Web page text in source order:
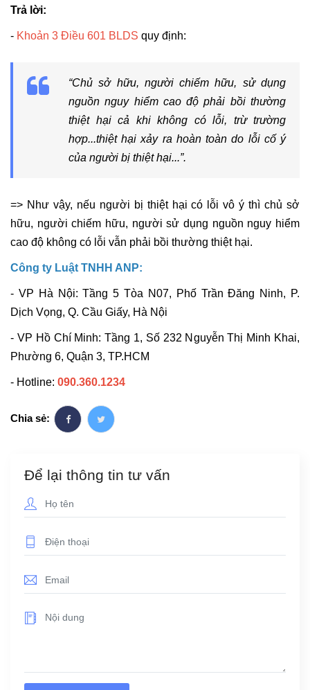
Trả lời:
- Khoản 3 Điều 601 BLDS quy định:
“Chủ sở hữu, người chiếm hữu, sử dụng
nguồn nguy hiểm cao độ phải bồi thường
thiệt hại cả khi không có lỗi, trừ trường
hợp...thiệt hại xảy ra hoàn toàn do lỗi cố ý
của người bị thiệt hại...”.
=> Như vậy, nếu người bị thiệt hại có lỗi vô ý thì chủ sở
hữu, người chiếm hữu, người sử dụng nguồn nguy hiểm
cao độ không có lỗi vẫn phải bồi thường thiệt hại.
Công ty Luật TNHH ANP:
- VP Hà Nội: Tầng 5 Tòa N07, Phố Trần Đăng Ninh, P.
Dịch Vọng, Q. Cầu Giấy, Hà Nội
- VP Hồ Chí Minh: Tầng 1, Số 232 Nguyễn Thị Minh Khai,
Phường 6, Quận 3, TP.HCM
- Hotline: 090.360.1234
Chia sẻ:
Để lại thông tin tư vấn